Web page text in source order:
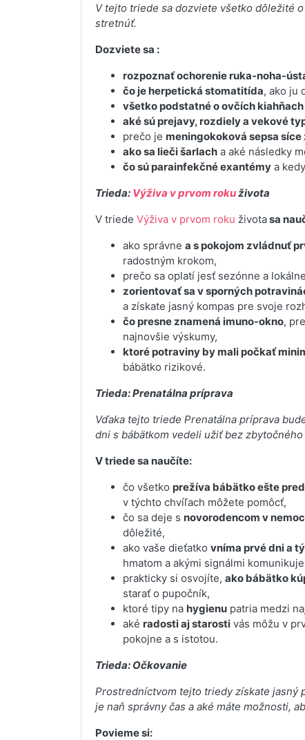
V tejto triede sa dozviete všetko dôležité
stretnúť.
Dozviete sa :
rozpoznať ochorenie ruka-noha-
čo je herpetická stomatitída, ako ju
všetko podstatné o ovčích kiahňach
aké sú prejavy, rozdiely a vekové
prečo je meningokoková sepsa
ako sa lieči šarlach a aké následky
čo sú parainfekčné exantémy a
Trieda: Výživa v prvom rokuživota
V triede Výživa v prvom roku životasa
ako správne a s pokojom zvládnuť
radostným krokom,
prečo sa oplatí jesť sezónne a
zorientovať sa v sporných
a získate jasný kompas pre svoje
čo presne znamená imuno-okno,
najnovšie výskumy,
ktoré potraviny by mali počkať
bábätko rizikové.
Trieda: Prenatálna príprava
Vďaka tejto triede Prenatálna príprava
dni s bábätkom vedeli užiť bez
V triede sa naučíte:
čo všetko prežíva bábätko ešte
v týchto chvíľach môžete pomôcť,
čo sa deje s novorodencom v
dôležité,
ako vaše dieťatko vníma prvé dni a
hmatom a akými signálmi
prakticky si osvojíte, ako bábätko
starať o pupočník,
ktoré tipy na hygienu patria medzi
aké radosti aj starosti vás môžu v
pokojne a s istotou.
Trieda: Očkovanie
Prostredníctvom tejto triedy získate jasný
je naň správny čas a aké máte možnosti,
Povieme si: